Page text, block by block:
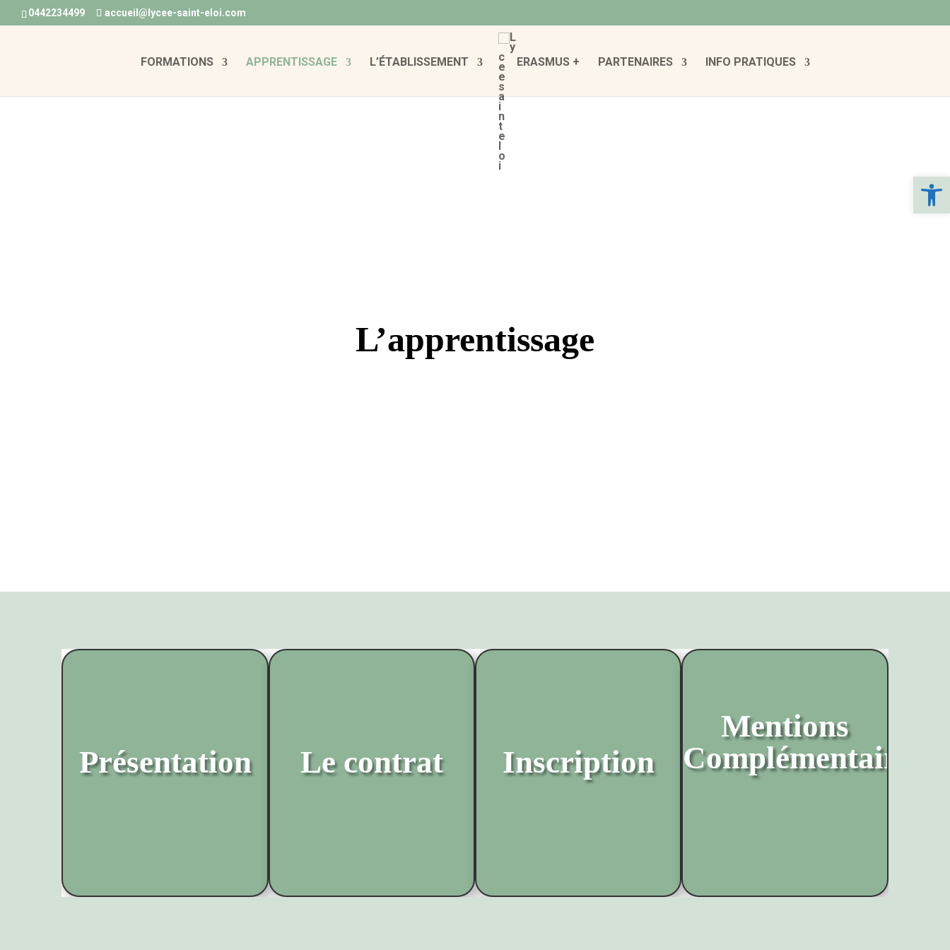
0442234499 accueil@lycee-saint-eloi.com
FORMATIONS APPRENTISSAGE L’ÉTABLISSEMENT ERASMUS + PARTENAIRES INFO PRATIQUES
L’apprentissage
Présentation Le contrat Inscription
Mentions
Complémentaires
Ouvrir